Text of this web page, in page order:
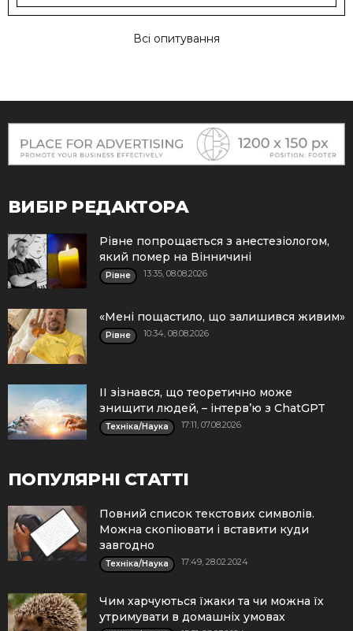
Всі опитування
ВИБІР РЕДАКТОРА
Рівне попрощається з анестезіологом,
який помер на Вінничині
Рівне 13:35, 08.08.2026
«Мені пощастило, що залишився живим»
Рівне 10:34, 08.08.2026
ІІ зізнався, що теоретично може
знищити людей, – інтерв’ю з ChatGPT
Техніка/Наука 17:11, 07.08.2026
ПОПУЛЯРНІ СТАТТІ
Повний список текстових символів.
Можна скопіювати і вставити куди
завгодно
Техніка/Наука 17:49, 28.02.2024
Чим харчуються їжаки та чи можна їх
утримувати в домашніх умовах